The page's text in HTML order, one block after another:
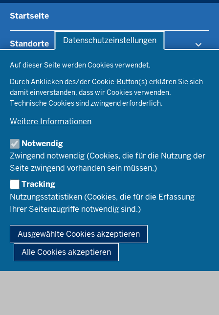
Datenschutzeinstellungen
Auf dieser Seite werden Cookies verwendet.
Durch Anklicken des/der Cookie-Button(s) erklären Sie sich
damit einverstanden, dass wir Cookies verwenden.
Technische Cookies sind zwingend erforderlich.
Weitere Informationen
Notwendig
Zwingend notwendig (Cookies, die für die Nutzung der
Seite zwingend vorhanden sein müssen.)
Tracking
Nutzungsstatistiken (Cookies, die für die Erfassung
Ihrer Seitenzugriffe notwendig sind.)
Ausgewählte Cookies akzeptieren
Alle Cookies akzeptieren
Startseite
Standorte
RB Arnsberg
RB Detmold
RB Düsseldorf
RB Köln
Wege ins Lehramt
Rechtsrahmen
Bewerbung
Amtsblatt abonnieren
© 2026 Zentren für schulpraktische Lehrerausbildung des Landes
Fußzeile
Impressum Datenschutz Barrierefreiheit